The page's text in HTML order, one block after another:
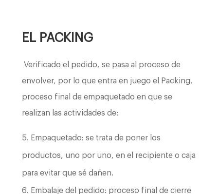
EL PACKING
Verificado el pedido, se pasa al proceso de
envolver, por lo que entra en juego el Packing,
proceso final de empaquetado en que se
realizan las actividades de:
Empaquetado: se trata de poner los
productos, uno por uno, en el recipiente o caja
para evitar que sé dañen.
Embalaje del pedido: proceso final de cierre